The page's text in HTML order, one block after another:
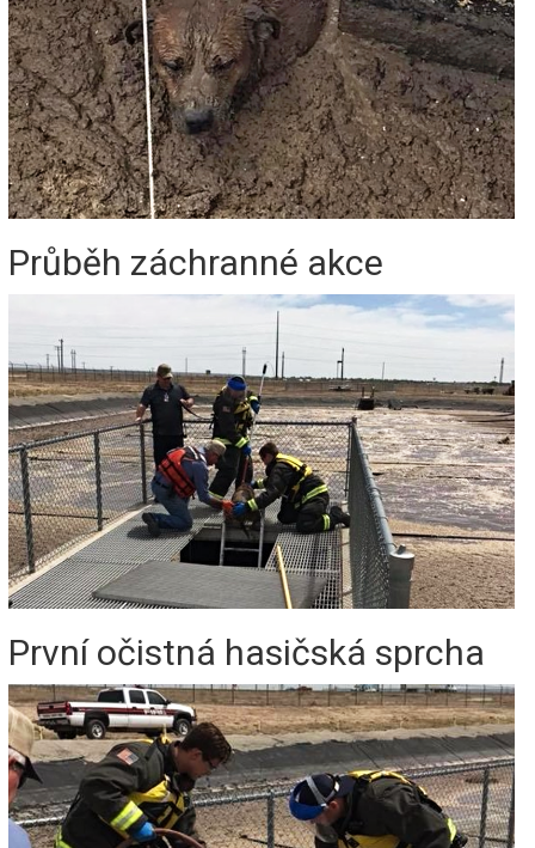
Průběh záchranné akce
První očistná hasičská sprcha